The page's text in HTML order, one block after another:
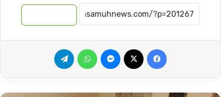
فيسبوك ماسنجر واتساب